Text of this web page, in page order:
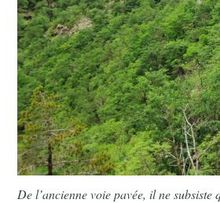
De l’ancienne voie pavée, il ne subsiste